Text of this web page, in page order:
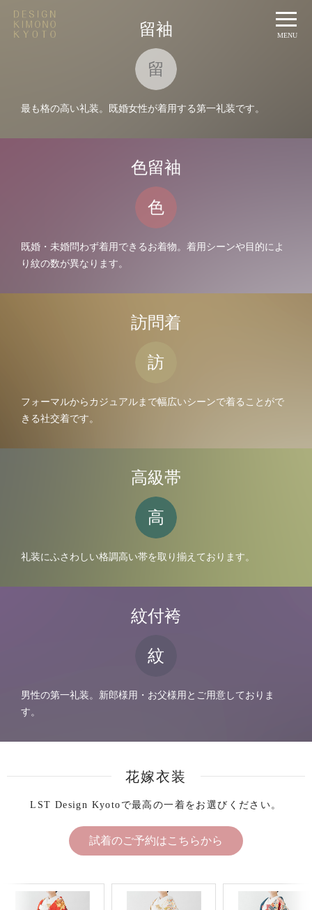
t
o
i
MENU
留袖
留
最も格の高い礼装。既婚女性が着用する第一礼装です。
色留袖
色
既婚・未婚問わず着用できるお着物。着用シーンや目的によ
り紋の数が異なります。
訪問着
訪
フォーマルからカジュアルまで幅広いシーンで着ることがで
きる社交着です。
高級帯
高
礼装にふさわしい格調高い帯を取り揃えております。
紋付袴
紋
男性の第一礼装。新郎様用・お父様用とご用意しておりま
す。
花嫁衣装
LST Design Kyotoで最高の一着をお選びください。
試着のご予約はこちらから